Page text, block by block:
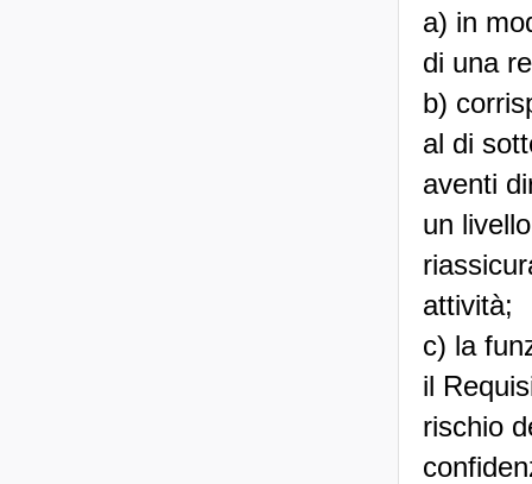
a) in
di una
b)
al di
aventi
un
attività;
c) la
il
rischio